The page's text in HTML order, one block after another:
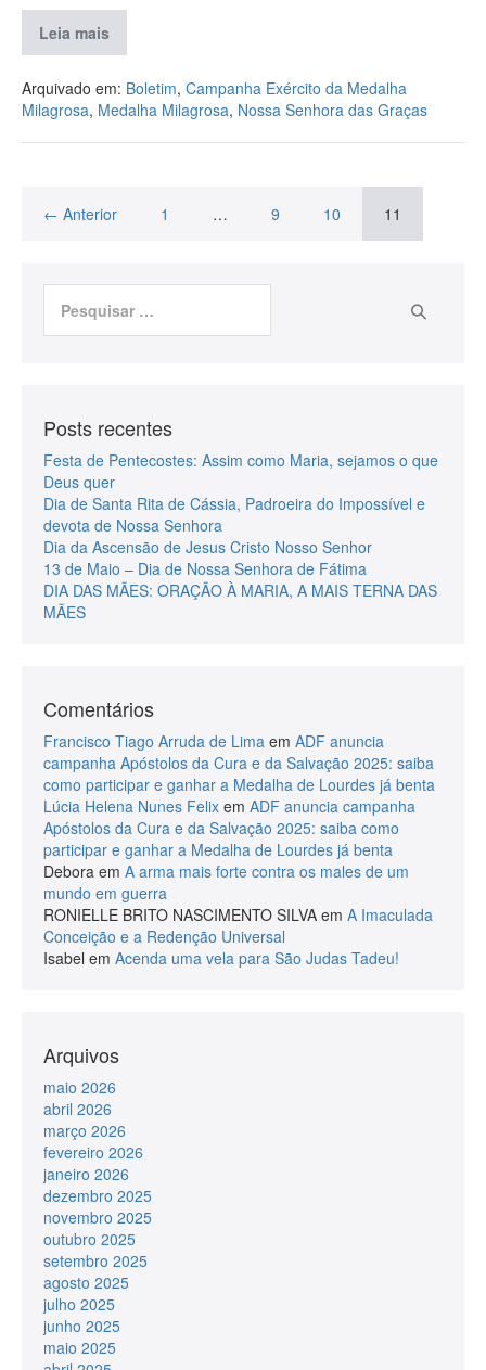
Leia mais
Arquivado em: Boletim, Campanha Exército da Medalha
Milagrosa, Medalha Milagrosa, Nossa Senhora das Graças
← Anterior 1 … 9 10 11
Posts recentes
Festa de Pentecostes: Assim como Maria, sejamos o que
Deus quer
Dia de Santa Rita de Cássia, Padroeira do Impossível e
devota de Nossa Senhora
Dia da Ascensão de Jesus Cristo Nosso Senhor
13 de Maio – Dia de Nossa Senhora de Fátima
DIA DAS MÃES: ORAÇÃO À MARIA, A MAIS TERNA DAS
MÃES
Comentários
Francisco Tiago Arruda de Lima em ADF anuncia
campanha Apóstolos da Cura e da Salvação 2025: saiba
como participar e ganhar a Medalha de Lourdes já benta
Lúcia Helena Nunes Felix em ADF anuncia campanha
Apóstolos da Cura e da Salvação 2025: saiba como
participar e ganhar a Medalha de Lourdes já benta
Debora em A arma mais forte contra os males de um
mundo em guerra
RONIELLE BRITO NASCIMENTO SILVA em A Imaculada
Conceição e a Redenção Universal
Isabel em Acenda uma vela para São Judas Tadeu!
Arquivos
maio 2026
abril 2026
março 2026
fevereiro 2026
janeiro 2026
dezembro 2025
novembro 2025
outubro 2025
setembro 2025
agosto 2025
julho 2025
junho 2025
maio 2025